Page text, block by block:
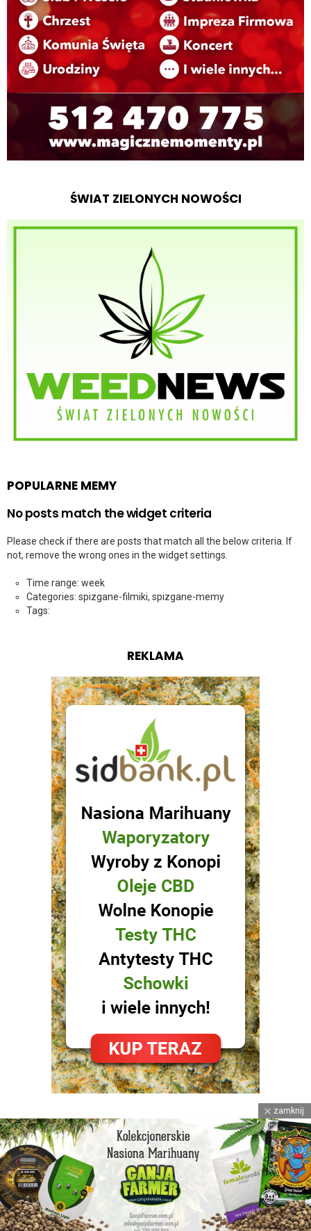
ŚWIAT ZIELONYCH NOWOŚCI
POPULARNE MEMY
No posts match the widget criteria
Please check if there are posts that match all the below criteria. If
not, remove the wrong ones in the widget settings.
Time range: week
Categories: spizgane-filmiki, spizgane-memy
Tags:
REKLAMA
facebook instagram youtube
© 2021Spizgane Ziomki™ • POWERED BY
Strona Główna
Reklama Polityka Prywatności Kontakt
zamknij